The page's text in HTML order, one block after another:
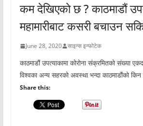
कम देखिएको छ ? काठमाडौं
महामारीबाट कसरी बचाउन
June 28, 2020 साइन्स इन्फोटेक
काठमाडौं उपत्याकामा कोरोना संक्रमितको संख्या
विश्वका अन्य सहरको अवस्था भन्दा काठमाडौंको
Share this: